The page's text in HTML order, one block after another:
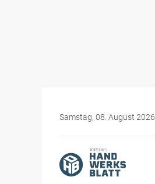
Samstag, 08. August 2026